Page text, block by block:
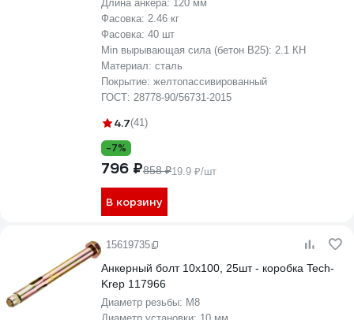
Длина анкера: 120 мм
Фасовка: 2.46 кг
Фасовка: 40 шт
Min вырывающая сила (бетон B25): 2.1 КН
Материал: сталь
Покрытие: желтопассивированный
ГОСТ: 28778-90/56731-2015
4.7(41)
-7%
796 ₽858 ₽19.9 ₽/шт
В корзину
15619735
Анкерный болт 10х100, 25шт - коробка Tech-
Krep 117966
Диаметр резьбы: М8